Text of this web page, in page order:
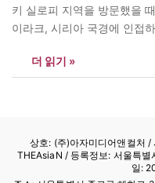
키 실로피 지역을 방문했을
이라크, 시리아 국경에 인접
산이다. 무슬림사회에서 가
붕괴를 의미한다. 그럴 경우
더 읽기 »
상호: (주)아자미디어앤컬처 /
THEAsiaN / 등록정보: 서울특
일: